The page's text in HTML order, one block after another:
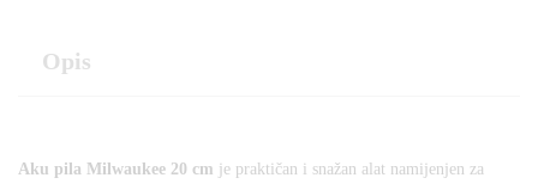
Opis
Aku pila Milwaukee 20 cm je praktičan i snažan alat namijenjen za